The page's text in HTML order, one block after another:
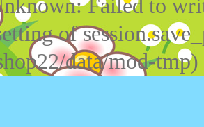
Failed to
of
data/mod-